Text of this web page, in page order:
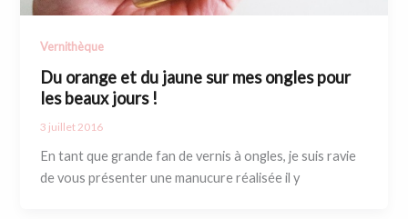
Vernithèque
Du orange et du jaune sur mes ongles pour
les beaux jours !
3 juillet 2016
En tant que grande fan de vernis à ongles, je suis ravie
de vous présenter une manucure réalisée il y